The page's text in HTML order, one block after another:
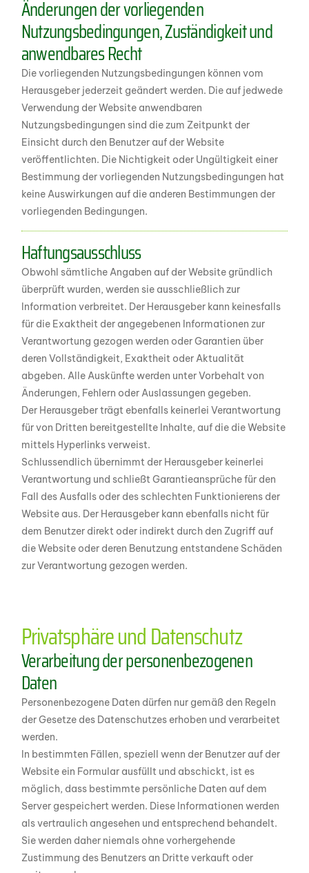
Änderungen der vorliegenden
Nutzungsbedingungen, Zuständigkeit und
anwendbares Recht
Die vorliegenden Nutzungsbedingungen können vom
Herausgeber jederzeit geändert werden. Die auf jedwede
Verwendung der Website anwendbaren
Nutzungsbedingungen sind die zum Zeitpunkt der
Einsicht durch den Benutzer auf der Website
veröffentlichten. Die Nichtigkeit oder Ungültigkeit einer
Bestimmung der vorliegenden Nutzungsbedingungen hat
keine Auswirkungen auf die anderen Bestimmungen der
vorliegenden Bedingungen.
Haftungsausschluss
Obwohl sämtliche Angaben auf der Website gründlich
überprüft wurden, werden sie ausschließlich zur
Information verbreitet. Der Herausgeber kann keinesfalls
für die Exaktheit der angegebenen Informationen zur
Verantwortung gezogen werden oder Garantien über
deren Vollständigkeit, Exaktheit oder Aktualität
abgeben. Alle Auskünfte werden unter Vorbehalt von
Änderungen, Fehlern oder Auslassungen gegeben.
Der Herausgeber trägt ebenfalls keinerlei Verantwortung
für von Dritten bereitgestellte Inhalte, auf die die Website
mittels Hyperlinks verweist.
Schlussendlich übernimmt der Herausgeber keinerlei
Verantwortung und schließt Garantieansprüche für den
Fall des Ausfalls oder des schlechten Funktionierens der
Website aus. Der Herausgeber kann ebenfalls nicht für
dem Benutzer direkt oder indirekt durch den Zugriff auf
die Website oder deren Benutzung entstandene Schäden
zur Verantwortung gezogen werden.
Privatsphäre und Datenschutz
Verarbeitung der personenbezogenen
Daten
Personenbezogene Daten dürfen nur gemäß den Regeln
der Gesetze des Datenschutzes erhoben und verarbeitet
werden.
In bestimmten Fällen, speziell wenn der Benutzer auf der
Website ein Formular ausfüllt und abschickt, ist es
möglich, dass bestimmte persönliche Daten auf dem
Server gespeichert werden. Diese Informationen werden
als vertraulich angesehen und entsprechend behandelt.
Sie werden daher niemals ohne vorhergehende
Zustimmung des Benutzers an Dritte verkauft oder